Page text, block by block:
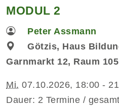
MODUL 2
Peter Assmann
Götzis, Haus
Garnmarkt 12, Raum 105
Mi. 07.10.2026, 18:00 -
Dauer: 2 Termine /